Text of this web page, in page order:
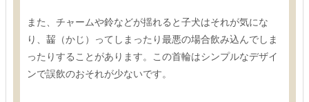
また、チャームや鈴などが揺れると子犬はそれが気にな
り、齧（かじ）ってしまったり最悪の場合飲み込んでしま
ったりすることがあります。この首輪はシンプルなデザイ
ンで誤飲のおそれが少ないです。